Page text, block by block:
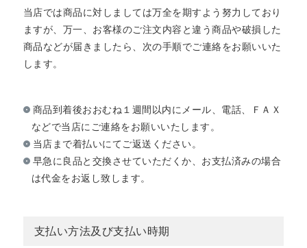
当店では商品に対しましては万全を期すよう努力しており
ますが、万一、お客様のご注文内容と違う商品や破損した
商品などが届きましたら、次の手順でご連絡をお願いいた
します。
商品到着後おおむね１週間以内にメール、電話、ＦＡＸ
などで当店にご連絡をお願いいたします。
当店まで着払いにてご返送ください。
早急に良品と交換させていただくか、お支払済みの場合
は代金をお返し致します。
支払い方法及び支払い時期